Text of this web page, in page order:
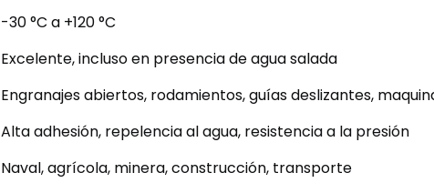
-30 °C a +120 °C
Excelente, incluso en presencia de agua salada
Engranajes abiertos, rodamientos, guías deslizantes,
Alta adhesión, repelencia al agua, resistencia a la presión
Naval, agrícola, minera, construcción, transporte